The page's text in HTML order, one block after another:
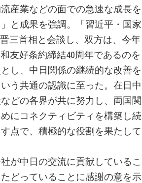
産業などの面での急速な成長を
と成果を強調。「習近平・国家
三首相と会談し、双方は、今年
友好条約締結40周年であるのを
し、中日関係の継続的な改善を
う共通の認識に至った。在日中
どの各界が共に努力し、両国関
にコネクティビティを構築し続
点で、積極的な役割を果たして
が中日の交流に貢献しているこ
どっていることに感謝の意を示